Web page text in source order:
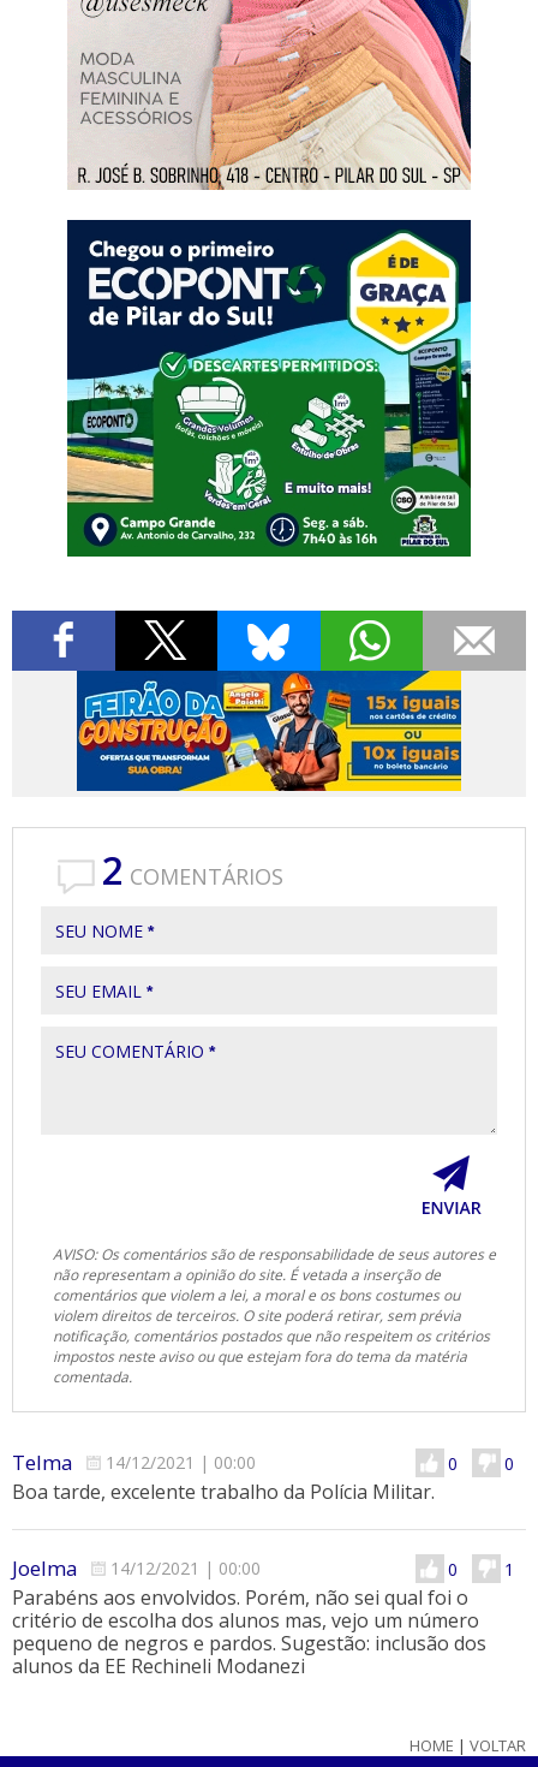
2 COMENTÁRIOS
SEU NOME *
SEU EMAIL *
SEU COMENTÁRIO *
AVISO: Os comentários são de responsabilidade de seus autores e
não representam a opinião do site. É vetada a inserção de
comentários que violem a lei, a moral e os bons costumes ou
violem direitos de terceiros. O site poderá retirar, sem prévia
notificação, comentários postados que não respeitem os critérios
impostos neste aviso ou que estejam fora do tema da matéria
comentada.
Telma 14/12/2021 | 00:00 0 0
Boa tarde, excelente trabalho da Polícia Militar.
Joelma 14/12/2021 | 00:00 0 1
Parabéns aos envolvidos. Porém, não sei qual foi o
critério de escolha dos alunos mas, vejo um número
pequeno de negros e pardos. Sugestão: inclusão dos
alunos da EE Rechineli Modanezi
HOME | VOLTAR